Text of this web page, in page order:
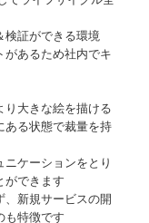
検証ができる環境
があるため社内でキ
大きな絵を描ける
ある状態で裁量を持
ニケーションをとり
ができます
、新規サービスの開
も特徴です